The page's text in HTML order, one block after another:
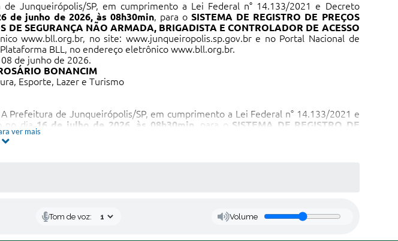
Junqueirópolis/SP, em cumprimento a Lei Federal n° 14.133/2021 e Decreto
de junho de 2026, às 08h30min, para oSISTEMA DE REGISTRO DE PREÇOS
DE SEGURANÇA NÃO ARMADA, BRIGADISTA E CONTROLADOR DE ACESSO
www.bll.org.br, no site: www.junqueiropolis.sp.gov.bre no Portal Nacional de
BLL, no endereço eletrônico www.bll.org.br.
de junho de 2026.
BONANCIM
Esporte, Lazer e Turismo
Prefeitura de Junqueirópolis/SP, em cumprimento a Lei Federal n° 14.133/2021 e
no dia 16 de julho de 2026, às 08h30min , para o SISTEMA DE REGISTRO DE
DE SEGURANÇA NÃO ARMADA, BRIGADISTA E CONTROLADOR DE
ver mais
Tom de voz: Volume